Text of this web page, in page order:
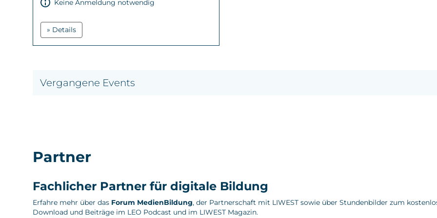
Keine Anmeldung notwendig
» Details
Vergangene Events
Partner
Fachlicher Partner für digitale Bildung
Erfahre mehr über das Forum MedienBildung, der Partnerschaft mit LIWEST sowie über Stundenbilder zum
Download und Beiträge im LEO Podcast und im LIWEST Magazin.